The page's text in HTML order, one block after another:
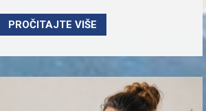
PROČITAJTE VIŠE